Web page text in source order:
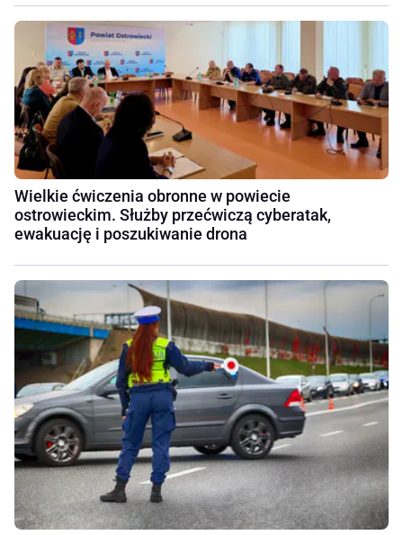
Wielkie ćwiczenia obronne w powiecie
ostrowieckim. Służby przećwiczą cyberatak,
ewakuację i poszukiwanie drona